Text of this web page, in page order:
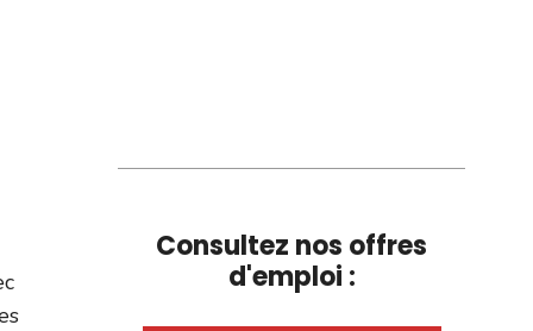
Consultez nos offres
d'emploi :